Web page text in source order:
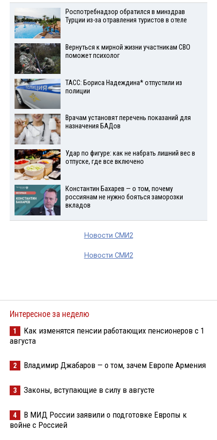
Роспотребнадзор обратился в минздрав
Турции из-за отравления туристов в отеле
Вернуться к мирной жизни участникам СВО
поможет психолог
ТАСС: Бориса Надеждина* отпустили из
полиции
Врачам установят перечень показаний для
назначения БАДов
Удар по фигуре: как не набрать лишний вес в
отпуске, где все включено
Константин Бахарев — о том, почему
россиянам не нужно бояться заморозки
вкладов
Новости СМИ2
Новости СМИ2
Интересное за неделю
1
Как изменятся пенсии работающих пенсионеров с 1
августа
2 Владимир Джабаров — о том, зачем Европе Армения
3 Законы, вступающие в силу в августе
4
В МИД России заявили о подготовке Европы к
войне с Россией